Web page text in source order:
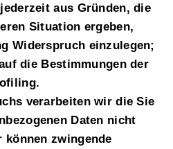
aus Gründen, die
Situation ergeben,
Widerspruch einzulegen;
die Bestimmungen der
verarbeiten wir die Sie
Daten nicht
können zwingende